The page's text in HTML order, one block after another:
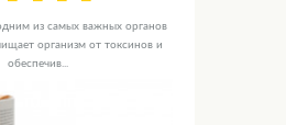
из самых важных органов
организм от токсинов и
обеспечив...